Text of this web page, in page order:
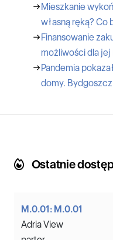
→Mieszkanie
własną ręką? Co
→Finansowanie
możliwości dla
→Pandemia
domy.
Ostatnie
M.0.01: M.0.01
Adria View